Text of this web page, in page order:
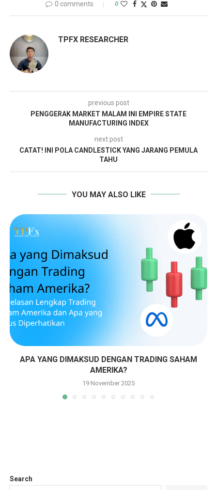
0 comments 0
TPFX RESEARCHER
previous post
PENGGERAK MARKET MALAM INI EMPIRE STATE
MANUFACTURING INDEX
next post
CATAT! INI POLA CANDLESTICK YANG JARANG PEMULA
TAHU
YOU MAY ALSO LIKE
APA YANG DIMAKSUD DENGAN TRADING SAHAM
AMERIKA?
19 November 2025
Search